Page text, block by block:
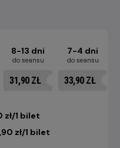
8-13 dni
do seansu
7-4 dni
do seansu
31,90 ZŁ 33,90 ZŁ
zł/1 bilet
zł/1 bilet